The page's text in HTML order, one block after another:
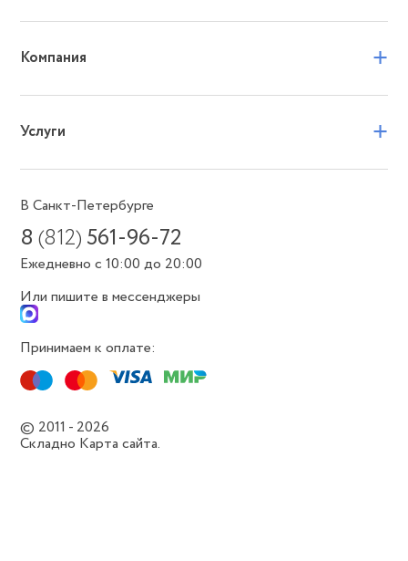
Компания +
Услуги +
В Санкт-Петербурге
8(812) 561-96-72
Ежедневно с 10:00 до 20:00
Или пишите в мессенджеры
Принимаем к оплате:
© 2011 - 2026
Складно Карта сайта.